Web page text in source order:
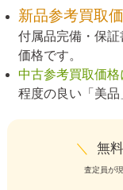
新品参考買取
付属品完備・保
価格です。
中古参考買取価格
程度の良い「美品
＼ 無
査定員が